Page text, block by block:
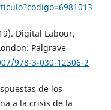
Digital Labour,
Palgrave
978-3-030-12306-2
de los
a la crisis de la